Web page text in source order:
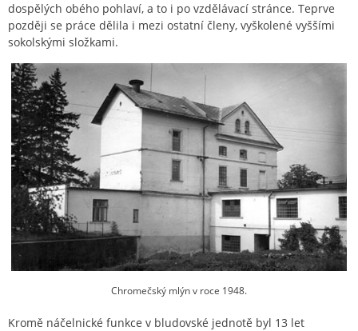
dospělých obého pohlaví, a to i po vzdělávací stránce. Teprve
později se práce dělila i mezi ostatní členy, vyškolené vyššími
sokolskými složkami.
Chromečský mlýn v roce 1948.
Kromě náčelnické funkce v bludovské jednotě byl 13 let